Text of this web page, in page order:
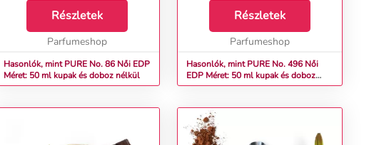
Alappacsuli, borostyán, vanília,
pézsma, ibolya, mahagóni...
Részletek
Parfumeshop
Hasonlók, mint PURE No. 86 Női EDP
Méret: 50 ml kupak és doboz nélkül
Részletek
Parfumeshop
Hasonlók, mint PURE No. 496 Női
EDP Méret: 50 ml kupak és doboz
nélkül